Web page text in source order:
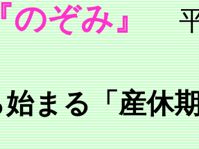
ぞみ』
まる「産休